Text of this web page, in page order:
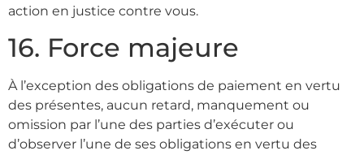
action en justice contre vous.
16. Force majeure
À l’exception des obligations de paiement en vertu
des présentes, aucun retard, manquement ou
omission par l’une des parties d’exécuter ou
d’observer l’une de ses obligations en vertu des